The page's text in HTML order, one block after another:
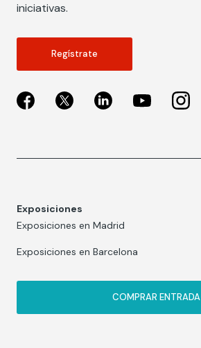
iniciativas.
Regístrate
Exposiciones
Exposiciones en Madrid
Exposiciones en Barcelona
COMPRAR ENTRADA